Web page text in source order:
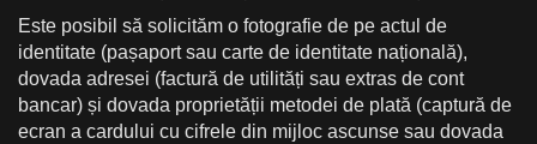
Este posibil să solicităm o fotografie de pe actul de
identitate (pașaport sau carte de identitate națională),
dovada adresei (factură de utilități sau extras de cont
bancar) și dovada proprietății metodei de plată (captură de
ecran a cardului cu cifrele din mijloc ascunse sau dovada